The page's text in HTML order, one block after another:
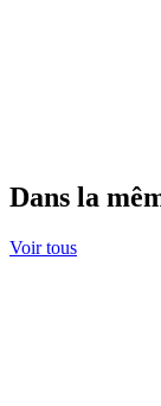
Dans la
Voir tous